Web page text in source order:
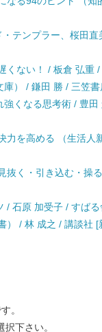
テンプラー、桜田
くない！ / 板倉 弘重
） / 鎌田 勝 / 三笠書
くなる思考術 / 豊
力を高める （生活人
抜く・引き込む・操
/ 石原 加受子 / すば
） / 林 成之 / 講談社 [
。
下さい。